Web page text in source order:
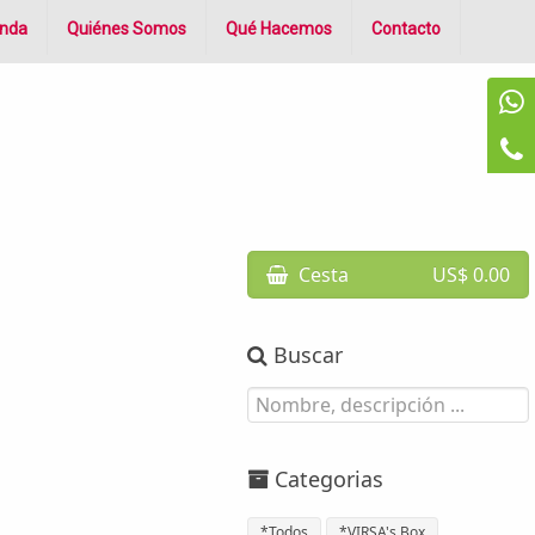
Quiénes Somos Qué Hacemos Contacto
Cesta US$ 0.00
Buscar
Categorias